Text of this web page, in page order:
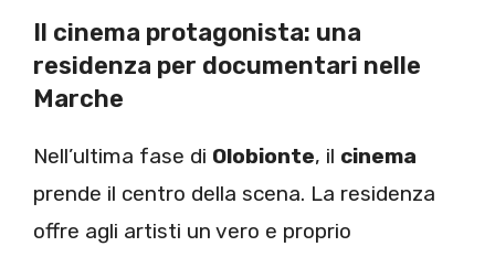
Il cinema protagonista: una
residenza per documentari nelle
Marche
Nell’ultima fase di Olobionte, il cinema
prende il centro della scena. La residenza
offre agli artisti un vero e proprio